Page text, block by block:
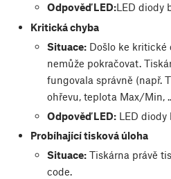
Odpověď LED:LED diody
Kritická chyba
Situace:Došlo ke kritické
nemůže pokračovat.
fungovala správně (např.
ohřevu, teplota Max/Min,
Odpověď LED:LED diody
Probíhající tisková úloha
Situace:Tiskárna právě
code.